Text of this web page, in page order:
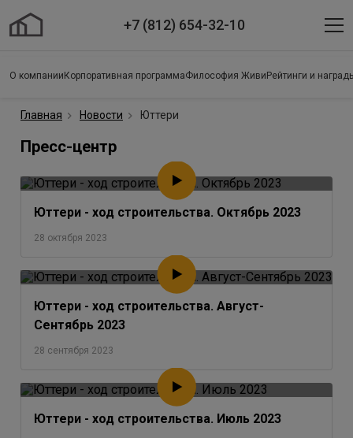
+7 (812) 654-32-10
О компании Корпоративная программаФилософия Живи Рейтинги и
Главная Новости Юттери
Пресс-центр
Юттери - ход строительства. Октябрь 2023
28 октября 2023
Юттери - ход строительства. Август-
Сентябрь 2023
28 сентября 2023
Юттери - ход строительства. Июль 2023